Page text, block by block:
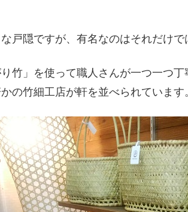
戸隠ですが、有名なのはそれだけで
竹」を使って職人さんが一つ一つ
の竹細工店が軒を並べられています